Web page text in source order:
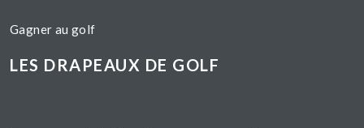
Gagner au golf
LES DRAPEAUX DE GOLF